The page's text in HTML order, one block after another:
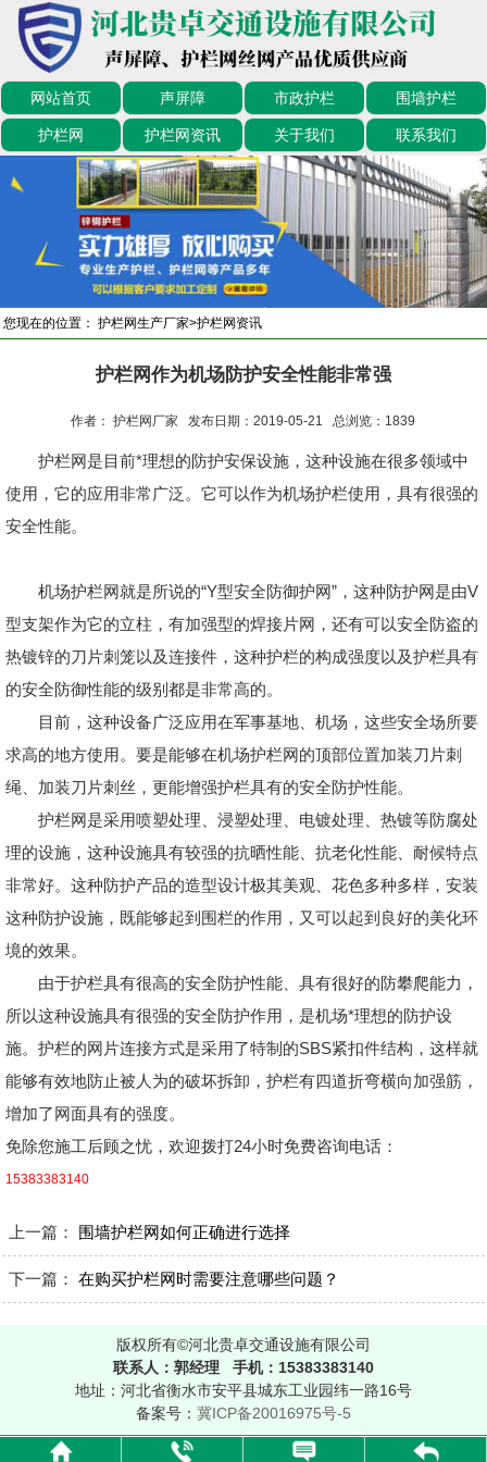
网站首页 声屏障 市政护栏 围墙护栏
护栏网 护栏网资讯 关于我们 联系我们
您现在的位置： 护栏网生产厂家>护栏网资讯
护栏网作为机场防护安全性能非常强
作者： 护栏网厂家 发布日期：2019-05-21 总浏览： 1839
护栏网是目前*理想的防护安保设施，这种设施在很多领域中
使用，它的应用非常广泛。它可以作为机场护栏使用，具有很强的
安全性能。
机场护栏网就是所说的“Y型安全防御护网”，这种防护网是由V
型支架作为它的立柱，有加强型的焊接片网，还有可以安全防盗的
热镀锌的刀片刺笼以及连接件，这种护栏的构成强度以及护栏具有
的安全防御性能的级别都是非常高的。
目前，这种设备广泛应用在军事基地、机场，这些安全场所要
求高的地方使用。要是能够在机场护栏网的顶部位置加装刀片刺
绳、加装刀片刺丝，更能增强护栏具有的安全防护性能。
护栏网是采用喷塑处理、浸塑处理、电镀处理、热镀等防腐处
理的设施，这种设施具有较强的抗晒性能、抗老化性能、耐候特点
非常好。这种防护产品的造型设计极其美观、花色多种多样，安装
这种防护设施，既能够起到围栏的作用，又可以起到良好的美化环
境的效果。
由于护栏具有很高的安全防护性能、具有很好的防攀爬能力，
所以这种设施具有很强的安全防护作用，是机场*理想的防护设
施。护栏的网片连接方式是采用了特制的SBS紧扣件结构，这样就
能够有效地防止被人为的破坏拆卸，护栏有四道折弯横向加强筋，
增加了网面具有的强度。
免除您施工后顾之忧，欢迎拨打24小时免费咨询电话：
15383383140
上一篇： 围墙护栏网如何正确进行选择
下一篇：在购买护栏网时需要注意哪些问题？
版权所有©河北贵卓交通设施有限公司
联系人：郭经理 手机：15383383140
地址：河北省衡水市安平县城东工业园纬一路16号
备案号： 冀ICP备20016975号-5